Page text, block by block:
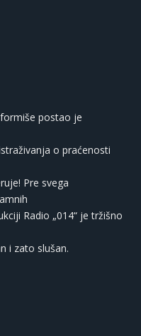
postao je
o praćenosti
Pre svega
Radio „014“ je tržišno
i zato slušan.